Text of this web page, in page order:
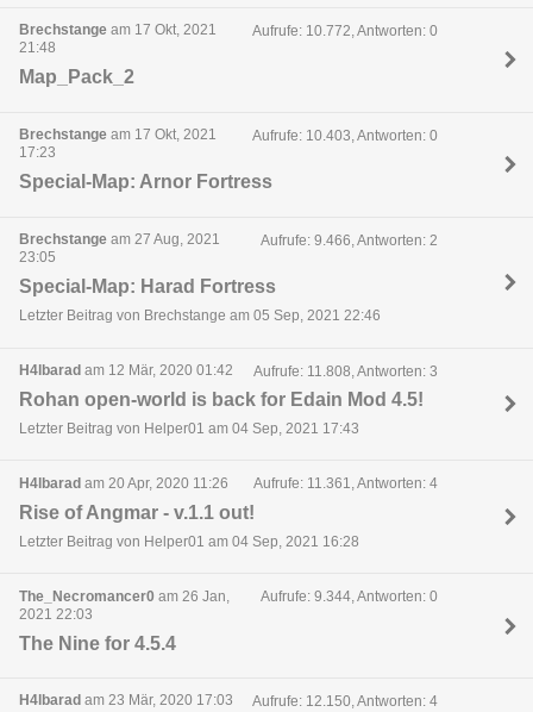
Brechstange am 17 Okt, 2021
21:48
Aufrufe: 10.772, Antworten: 0
Map_Pack_2
Brechstange am 17 Okt, 2021
17:23
Aufrufe: 10.403, Antworten: 0
Special-Map: Arnor Fortress
Brechstange am 27 Aug, 2021
23:05
Aufrufe: 9.466, Antworten: 2
Special-Map: Harad Fortress
Letzter Beitrag von Brechstange am 05 Sep, 2021 22:46
H4lbarad am 12 Mär, 2020 01:42 Aufrufe: 11.808, Antworten: 3
Rohan open-world is back for Edain Mod 4.5!
Letzter Beitrag von Helper01 am 04 Sep, 2021 17:43
H4lbarad am 20 Apr, 2020 11:26 Aufrufe: 11.361, Antworten: 4
Rise of Angmar - v.1.1 out!
Letzter Beitrag von Helper01 am 04 Sep, 2021 16:28
The_Necromancer0 am 26 Jan,
2021 22:03
Aufrufe: 9.344, Antworten: 0
The Nine for 4.5.4
H4lbarad am 23 Mär, 2020 17:03 Aufrufe: 12.150, Antworten: 4